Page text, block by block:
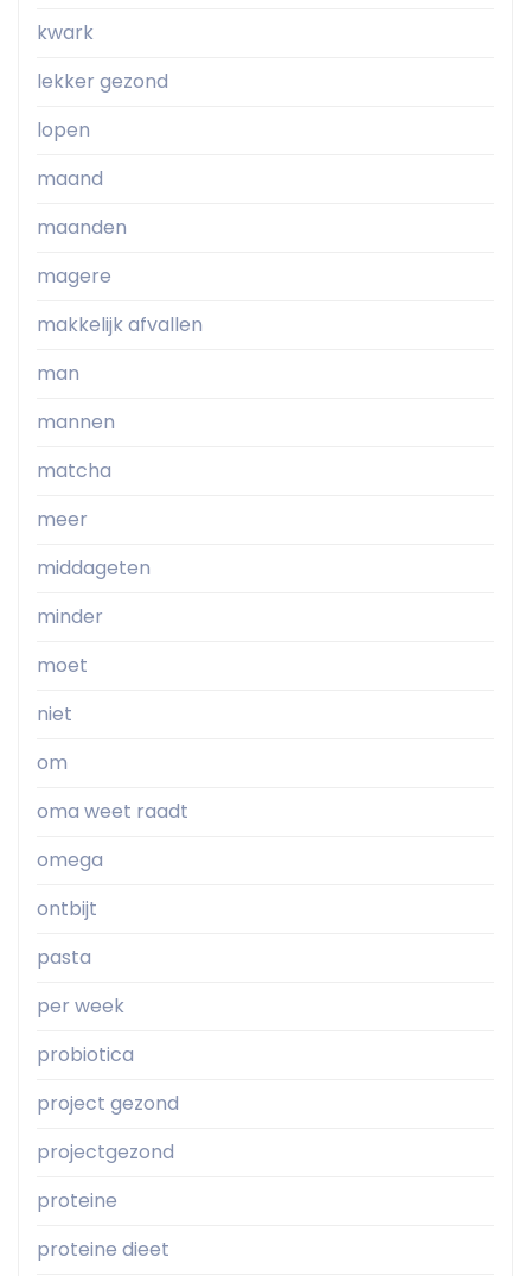
kwark
lekker gezond
lopen
maand
maanden
magere
makkelijk afvallen
man
mannen
matcha
meer
middageten
minder
moet
niet
om
oma weet raadt
omega
ontbijt
pasta
per week
probiotica
project gezond
projectgezond
proteine
proteine dieet